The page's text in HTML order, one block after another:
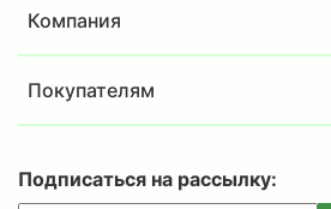
Компания
Покупателям
Подписаться на рассылку: